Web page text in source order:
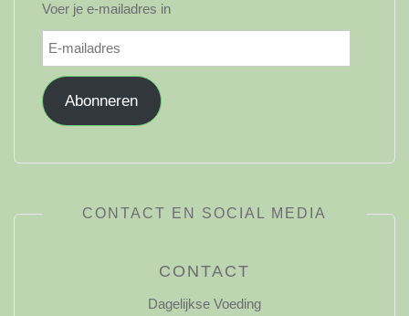
Voer je e-mailadres in
E-
mailadres
Abonneren
CONTACT EN SOCIAL MEDIA
CONTACT
Dagelijkse Voeding